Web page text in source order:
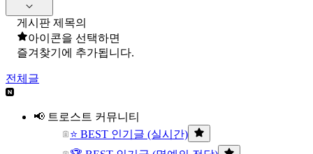
게시판 제목의
아이콘을 선택하면
즐겨찾기에 추가됩니다.
전체글
📢 트로스트 커뮤니티
⭐ BEST 인기글 (실시간)